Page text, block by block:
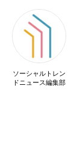
ソーシャルトレン
ドニュース編集部